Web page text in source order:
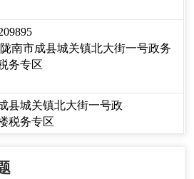
南市成县城关镇北大街一号政务
务专区
县城关镇北大街一号政
税务专区